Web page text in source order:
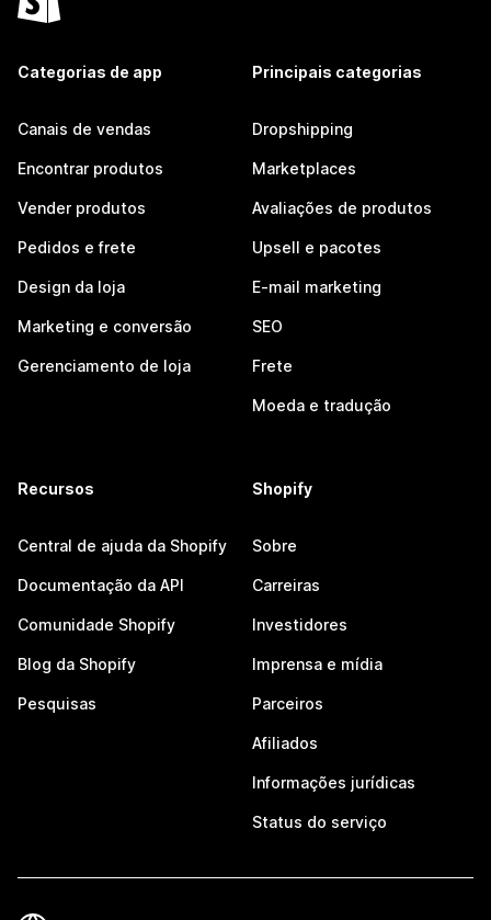
Categorias de app
Canais de vendas
Encontrar produtos
Vender produtos
Pedidos e frete
Design da loja
Marketing e conversão
Gerenciamento de loja
Principais categorias
Dropshipping
Marketplaces
Avaliações de produtos
Upsell e pacotes
E-mail marketing
SEO
Frete
Moeda e tradução
Recursos
Central de ajuda da Shopify
Documentação da API
Comunidade Shopify
Blog da Shopify
Pesquisas
Shopify
Sobre
Carreiras
Investidores
Imprensa e mídia
Parceiros
Afiliados
Informações jurídicas
Status do serviço